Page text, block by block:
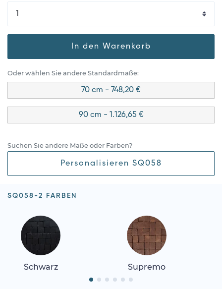
In den Warenkorb
Oder wählen Sie andere Standardmaße:
70 cm - 748,20 €
90 cm - 1.126,65 €
Suchen Sie andere Maße oder Farben?
Personalisieren SQ058
SQ058-2 FARBEN
Schwarz Supremo